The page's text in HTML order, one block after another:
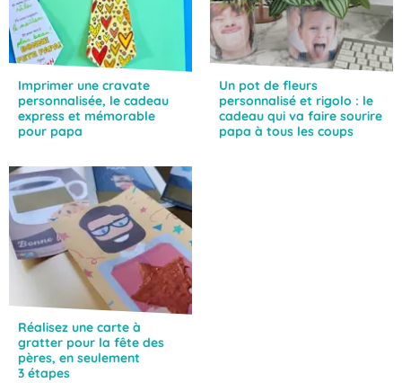
Imprimer une cravate
personnalisée, le cadeau
express et mémorable
pour papa
Un pot de fleurs
personnalisé et rigolo : le
cadeau qui va faire sourire
papa à tous les coups
Réalisez une carte à
gratter pour la fête des
pères, en seulement
3 étapes